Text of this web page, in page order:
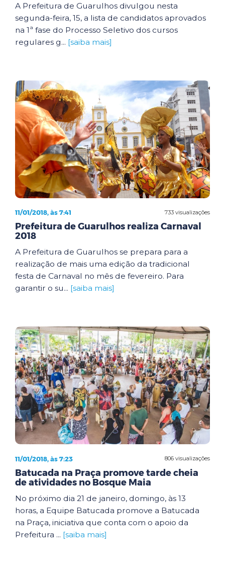
A Prefeitura de Guarulhos divulgou nesta
segunda-feira, 15, a lista de candidatos aprovados
na 1ª fase do Processo Seletivo dos cursos
regulares g... [saiba mais]
733 visualizações
11/01/2018, às 7:41
Prefeitura de Guarulhos realiza Carnaval
2018
A Prefeitura de Guarulhos se prepara para a
realização de mais uma edição da tradicional
festa de Carnaval no mês de fevereiro. Para
garantir o su... [saiba mais]
806 visualizações
11/01/2018, às 7:23
Batucada na Praça promove tarde cheia
de atividades no Bosque Maia
No próximo dia 21 de janeiro, domingo, às 13
horas, a Equipe Batucada promove a Batucada
na Praça, iniciativa que conta com o apoio da
Prefeitura ... [saiba mais]